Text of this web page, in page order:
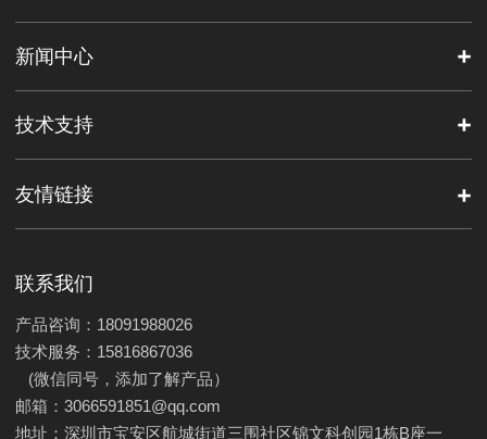
新闻中心
技术支持
友情链接
联系我们
产品咨询：18091988026
技术服务：15816867036
(微信同号，添加了解产品）
邮箱：3066591851@qq.com
地址：深圳市宝安区航城街道三围社区锦文科创园1栋B座一